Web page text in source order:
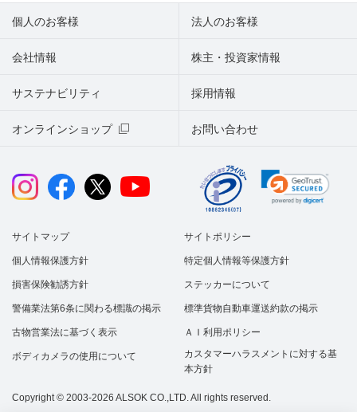
個人のお客様 法人のお客様
会社情報 株主・投資家情報
サステナビリティ
オンラインショップ お問い合わせ
採用情報
サイトマップ サイトポリシー
個人情報保護方針 特定個人情報等保護方針
損害保険勧誘方針 ステッカーについて
警備業法第6条に関わる標識の掲示 標準貨物自動車運送約款の掲示
古物営業法に基づく表示 ＡＩ利用ポリシー
ボディカメラの使用について
カスタマーハラスメントに対する基
本方針
Copyright © 2003-2026 ALSOK CO.,LTD. All rights reserved.